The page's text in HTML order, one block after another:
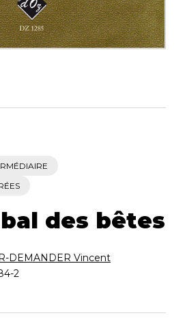
des bêtes
DEMANDER Vincent
2